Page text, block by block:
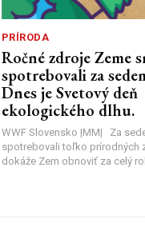
PRÍRODA
Ročné zdroje Zeme
spotrebovali za
Dnes je Svetový deň
ekologického dlhu.
WWF Slovensko |MM| Za
spotrebovali toľko prírodných
dokáže Zem obnoviť za celý